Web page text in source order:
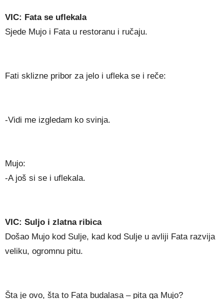
VIC: Fata se uflekala
Sjede Mujo i Fata u restoranu i ručaju.
Fati sklizne pribor za jelo i ufleka se i reče:
-Vidi me izgledam ko svinja.
Mujo:
-A još si se i uflekala.
VIC: Suljo i zlatna ribica
Došao Mujo kod Sulje, kad kod Sulje u avliji Fata razvija
veliku, ogromnu pitu.
Šta je ovo, šta to Fata budalasa – pita ga Mujo?